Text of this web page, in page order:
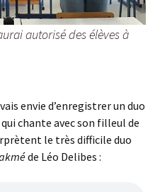
autorisé des élèves à
envie d’enregistrer un duo
chante avec son filleul de
le très difficile duo
de Léo Delibes :